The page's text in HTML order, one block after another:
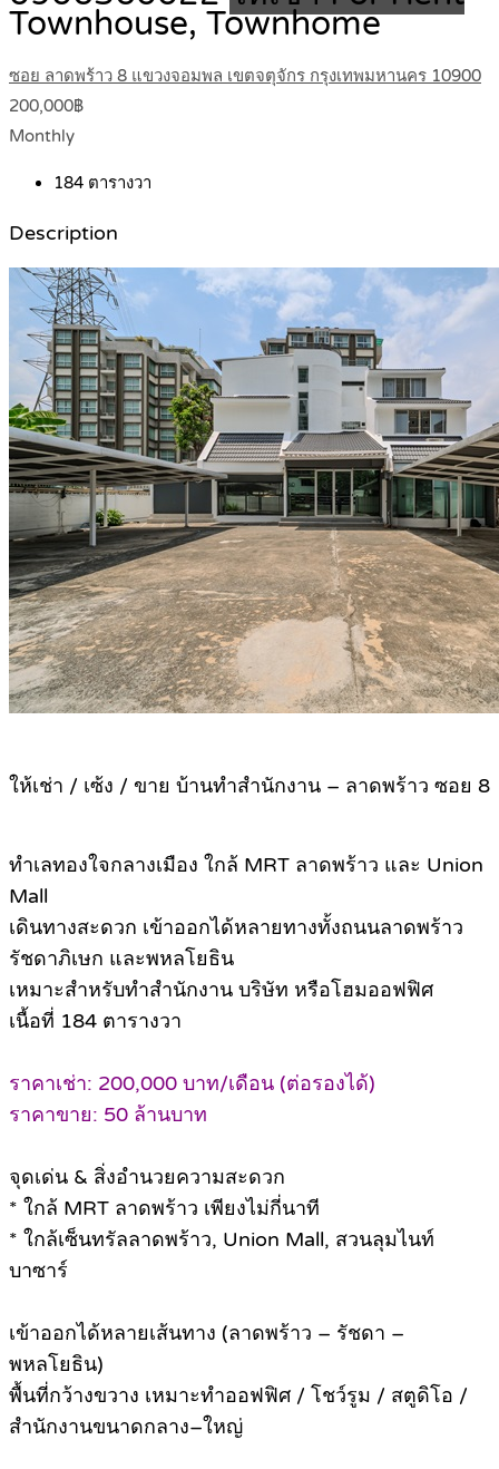
Townhouse, Townhome
ซอย ลาดพร้าว 8 แขวงจอมพล เขตจตุจักร กรุงเทพมหานคร 10900
200,000฿
Monthly
184 ตารางวา
Description
ให้เช่า / เซ้ง / ขาย บ้านทำสำนักงาน – ลาดพร้าว ซอย 8
ทำเลทองใจกลางเมือง ใกล้ MRT ลาดพร้าว และ Union
Mall
เดินทางสะดวก เข้าออกได้หลายทางทั้งถนนลาดพร้าว
รัชดาภิเษก และพหลโยธิน
เหมาะสำหรับทำสำนักงาน บริษัท หรือโฮมออฟฟิศ
เนื้อที่ 184 ตารางวา
ราคาเช่า: 200,000 บาท/เดือน (ต่อรองได้)
ราคาขาย: 50 ล้านบาท
จุดเด่น & สิ่งอำนวยความสะดวก
* ใกล้ MRT ลาดพร้าว เพียงไม่กี่นาที
* ใกล้เซ็นทรัลลาดพร้าว, Union Mall, สวนลุมไนท์
บาซาร์
เข้าออกได้หลายเส้นทาง (ลาดพร้าว – รัชดา –
พหลโยธิน)
พื้นที่กว้างขวาง เหมาะทำออฟฟิศ / โชว์รูม / สตูดิโอ /
สำนักงานขนาดกลาง–ใหญ่